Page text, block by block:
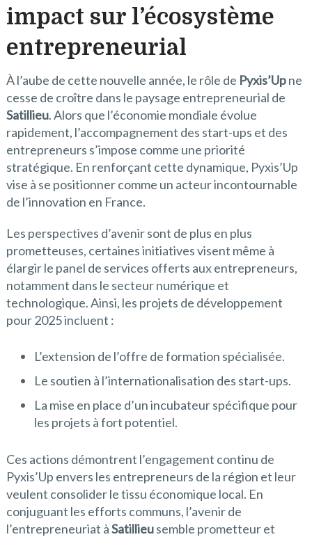
impact sur l’écosystème
entrepreneurial
À l’aube de cette nouvelle année, le rôle de Pyxis’Upne
cesse de croître dans le paysage entrepreneurial de
Satillieu. Alors que l’économie mondiale évolue
rapidement, l’accompagnement des start-ups et des
entrepreneurs s’impose comme une priorité
stratégique. En renforçant cette dynamique, Pyxis’Up
vise à se positionner comme un acteur incontournable
de l’innovation en France.
Les perspectives d’avenir sont de plus en plus
prometteuses, certaines initiatives visent même à
élargir le panel de services offerts aux entrepreneurs,
notamment dans le secteur numérique et
technologique. Ainsi, les projets de développement
pour 2025 incluent :
L’extension de l’offre de formation spécialisée.
Le soutien à l’internationalisation des start-ups.
La mise en place d’un incubateur spécifique pour
les projets à fort potentiel.
Ces actions démontrent l’engagement continu de
Pyxis’Up envers les entrepreneurs de la région et leur
veulent consolider le tissu économique local. En
conjuguant les efforts communs, l’avenir de
l’entrepreneuriat àSatillieusemble prometteur et